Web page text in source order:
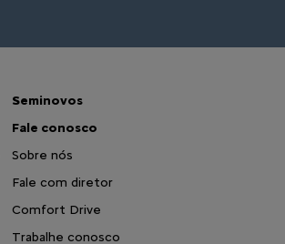
Seminovos
Fale conosco
Sobre nós
Fale com diretor
Comfort Drive
Trabalhe conosco